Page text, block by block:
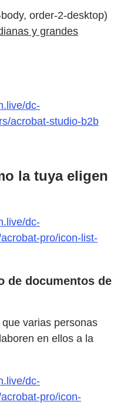
order-2-desktop)
y grandes
dc-
acrobat-studio-b2b
la tuya eligen
dc-
pro/icon-list-
de documentos de
varias personas
en ellos a la
dc-
pro/icon-